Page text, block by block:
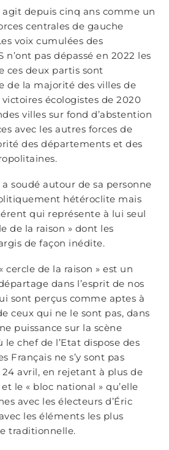
depuis cinq ans comme un
centrales de gauche
voix cumulées des
n’ont pas dépassé en 2022 les
ces deux partis sont
de la majorité des villes de
victoires écologistes de 2020
villes sur fond d’abstention
avec les autres forces de
des départements et des
soudé autour de sa personne
hétéroclite mais
qui représente à lui seul
de la raison » dont les
de façon inédite.
de la raison » est un
dans l’esprit de nos
sont perçus comme aptes à
ceux qui ne le sont pas, dans
puissance sur la scène
chef de l’Etat dispose des
Français ne s’y sont pas
avril, en rejetant à plus de
le « bloc national » qu’elle
avec les électeurs d’Éric
les éléments les plus
traditionnelle.